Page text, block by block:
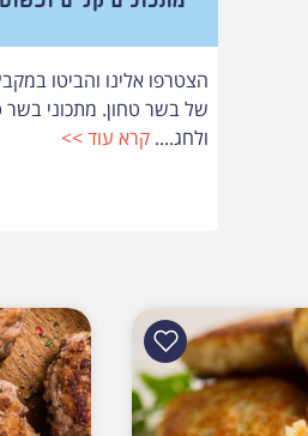
הצטרפו אלינו והביטו
של בשר טחון. מתכוני בשר
ולחג....קרא עוד >>